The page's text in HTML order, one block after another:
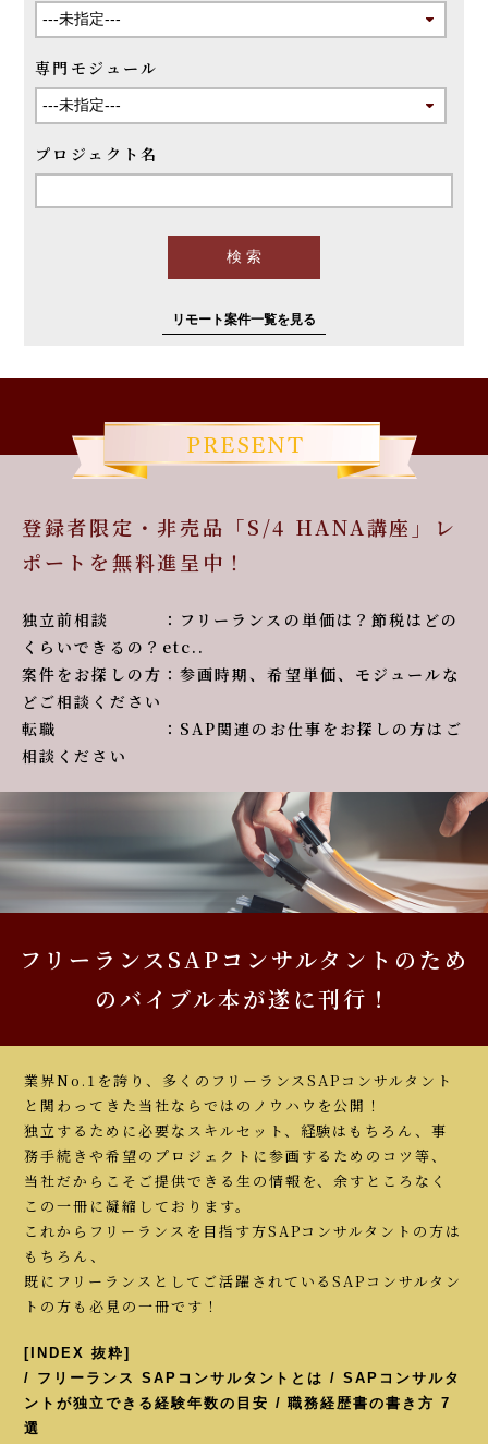
専門モジュール
プロジェクト名
リモート案件一覧を見る
登録者限定・非売品「S/4 HANA講座」レ
ポートを無料進呈中！
独立前相談 ：フリーランスの単価は？節税はどの
くらいできるの？etc..
案件をお探しの方：参画時期、希望単価、モジュールな
どご相談ください
転職 ：SAP関連のお仕事をお探しの方はご
相談ください
フリーランスSAPコンサルタントのため
のバイブル本が遂に刊行！
業界No.1を誇り、多くのフリーランスSAPコンサルタント
と関わってきた当社ならではのノウハウを公開！
独立するために必要なスキルセット、経験はもちろん、事
務手続きや希望のプロジェクトに参画するためのコツ等、
当社だからこそご提供できる生の情報を、余すところなく
この一冊に凝縮しております。
これからフリーランスを目指す方SAPコンサルタントの方は
もちろん、
既にフリーランスとしてご活躍されているSAPコンサルタン
トの方も必見の一冊です！
[INDEX 抜粋]
/ フリーランス SAPコンサルタントとは / SAPコンサルタ
ントが独立できる経験年数の目安 / 職務経歴書の書き方 7
選